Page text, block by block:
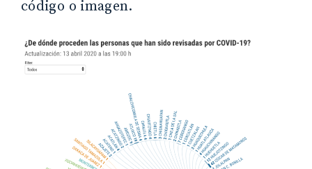
código o imagen.